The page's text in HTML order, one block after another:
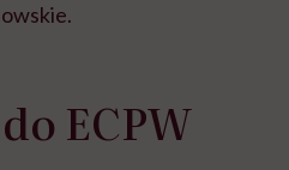
ECPW